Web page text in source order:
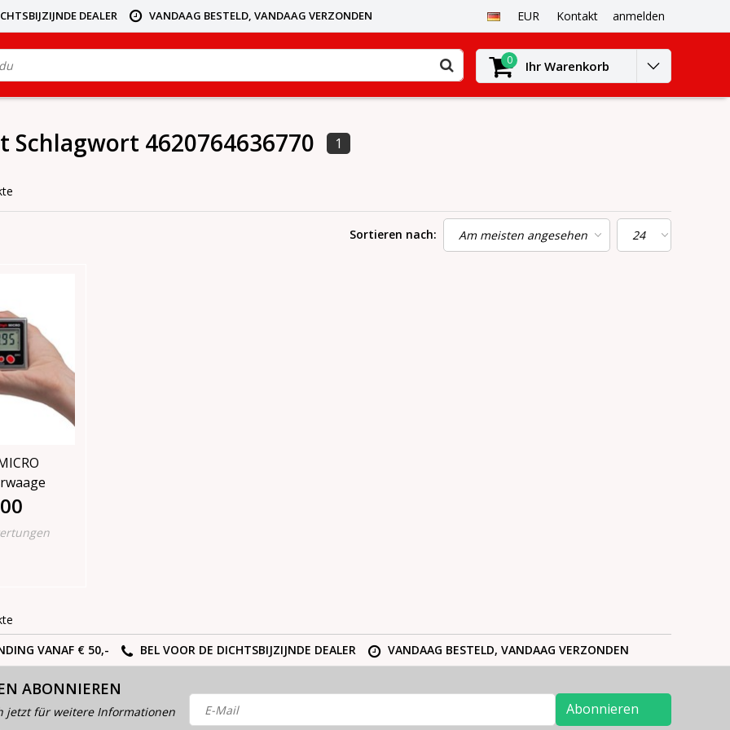
DEALER VANDAAG BESTELD, VANDAAG VERZONDEN EUR Kontakt anmelden
0 Ihr Warenkorb
4620764636770 1
Sortieren nach:
VANAF € 50,-
BEL VOOR DE DICHTSBIJZIJNDE DEALER VANDAAG BESTELD, VANDAAG VERZONDEN
ABONNIEREN
jetzt für weitere Informationen
Abonnieren